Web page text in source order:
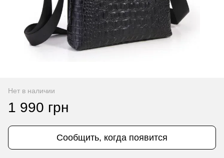
Нет в наличии
1 990 грн
Сообщить, когда появится